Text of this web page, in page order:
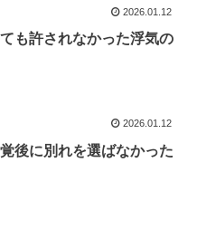
2026.01.12
も許されなかった浮気の
2026.01.12
後に別れを選ばなかった